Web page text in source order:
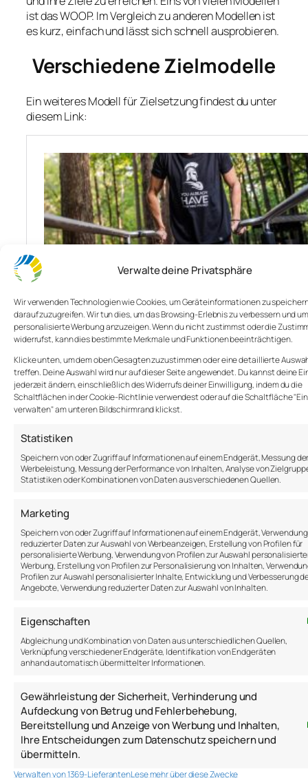
Verwalte deine Privatsphäre
Wir verwenden Technologien wie Cookies, um Geräteinformationen zu
darauf zuzugreifen. Wir tun dies, um das Browsing-Erlebnis zu verbessern und
personalisierte Werbung anzuzeigen. Wenn du nicht zustimmst oder die
widerrufst, kann dies bestimmte Merkmale und Funktionen beeinträchtigen.
Klicke unten, um dem oben Gesagten zuzustimmen oder eine detaillierte
treffen. Deine Auswahl wird nur auf dieser Seite angewendet. Du kannst deine
jederzeit ändern, einschließlich des Widerrufs deiner Einwilligung, indem du die
Schaltflächen in der Cookie-Richtlinie verwendest oder auf die Schaltfläche
verwalten" am unteren Bildschirmrand klickst.
Statistiken
Speichern von oder Zugriff auf Informationen auf einem Endgerät, Messung
Werbeleistung, Messung der Performance von Inhalten, Analyse von
Statistiken oder Kombinationen von Daten aus verschiedenen Quellen.
Marketing
Speichern von oder Zugriff auf Informationen auf einem Endgerät, Verwendung
reduzierter Daten zur Auswahl von Werbeanzeigen, Erstellung von Profilen für
personalisierte Werbung, Verwendung von Profilen zur Auswahl
Werbung, Erstellung von Profilen zur Personalisierung von Inhalten,
Profilen zur Auswahl personalisierter Inhalte, Entwicklung und Verbesserung
Angebote, Verwendung reduzierter Daten zur Auswahl von Inhalten.
Eigenschaften
Abgleichung und Kombination von Daten aus unterschiedlichen Quellen,
Verknüpfung verschiedener Endgeräte, Identifikation von Endgeräten
anhand automatisch übermittelter Informationen.
Gewährleistung der Sicherheit, Verhinderung und
Aufdeckung von Betrug und Fehlerbehebung,
Bereitstellung und Anzeige von Werbung und Inhalten,
Ihre Entscheidungen zum Datenschutz speichern und
übermitteln.
Verwalten von 1369-LieferantenLese mehr über diese Zwecke
ist das WOOP. Im Vergleich zu anderen Modellen ist
es kurz, einfach und lässt sich schnell ausprobieren.
Verschiedene Zielmodelle
Ein weiteres Modell für Zielsetzung findest du unter
diesem Link:
Was wünschst du dir? Was ist deine Vision?
Was soll am Ende rauskommen? Wie soll das
Ergebnis aussehen?
Obstacle – Hindernis
Was könnte dir im Weg stehen? Welchen
Hindernissen könntest du begegnen?
Plan – Plan
Wie willst du vorgehen? Was sind die nächsten
Schritte, die du planst?